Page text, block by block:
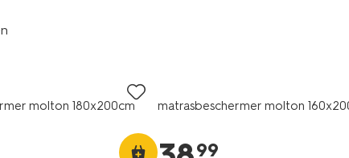
molton 180x200cm matrasbeschermer molton
99